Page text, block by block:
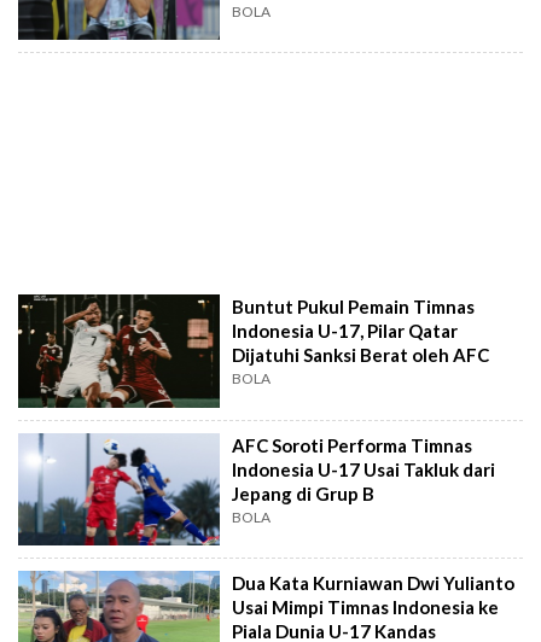
BOLA
Buntut Pukul Pemain Timnas
Indonesia U-17, Pilar Qatar
Dijatuhi Sanksi Berat oleh AFC
BOLA
AFC Soroti Performa Timnas
Indonesia U-17 Usai Takluk dari
Jepang di Grup B
BOLA
Dua Kata Kurniawan Dwi Yulianto
Usai Mimpi Timnas Indonesia ke
Piala Dunia U-17 Kandas